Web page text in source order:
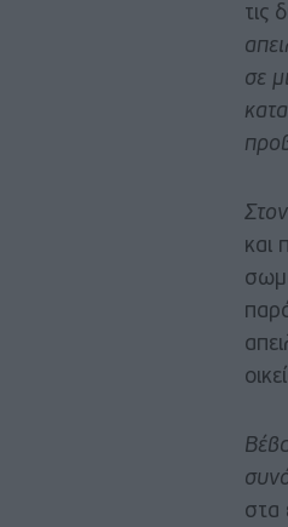
τις
σε
και
στα